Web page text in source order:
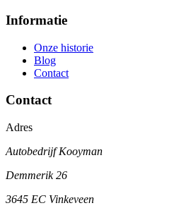
Informatie
Onze historie
Blog
Contact
Contact
Adres
Autobedrijf Kooyman
Demmerik 26
3645 EC Vinkeveen